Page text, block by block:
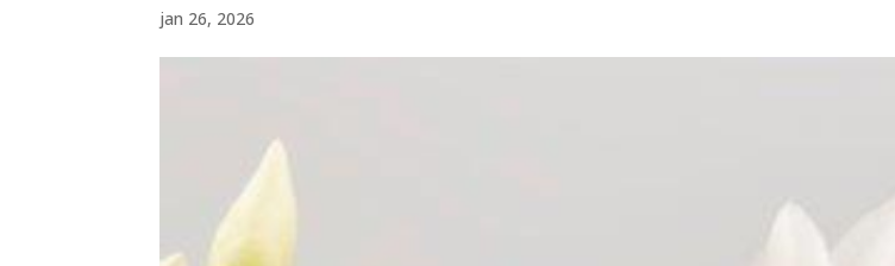
jan 26, 2026